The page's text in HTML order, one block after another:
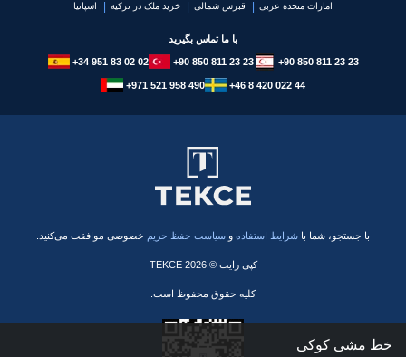
اسپانیا خرید ملک در ترکیه قبرس شمالی امارات متحده عربی
با ما تماس بگیرید
+34 951 83 02 02 +90 850 811 23 23 +90 850 811 23 23
+971 521 958 490 +46 8 420 022 44
با جستجو، شما با شرایط استفاده و سیاست حفظ حریم خصوصی موافقت می‌کنید.
کپی رایت © 2026 TEKCE
کلیه حقوق محفوظ است.
خط مشی کوکی